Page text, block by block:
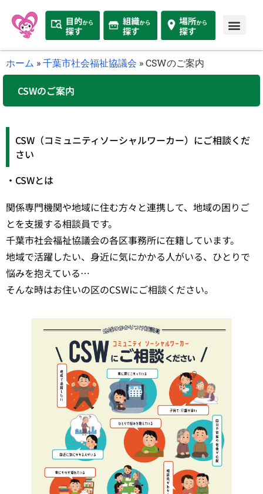
ホーム »千葉市社会福祉協議会 »CSWのご案内
CSWのご案内
CSW（コミュニティソーシャルワーカー）にご相談くだ
さい
・CSWとは
関係専門機関や地域に住む方々と連携して、地域の困りご
とを支援する相談員です。
千葉市社会福祉協議会の各区事務所に在籍しています。
地域で活躍したい、身近に気にかかる人がいる、ひとりで
悩みを抱えている…
そんな時はお住いの区のCSWにご相談ください。